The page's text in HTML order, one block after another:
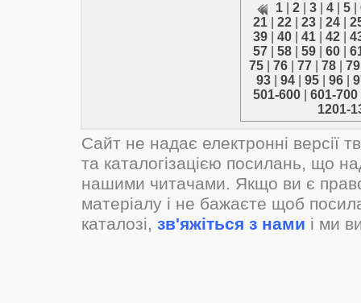
1| 2| 3| 4| 5|
21
22 23 24
39
40 41 42
57
58 59 60
75
76 77 78 79
93| 94| 95| 96|
501-600
601-700
1201-
Сайт не надає електронні версії
та каталогізацією посилань, що
нашими читачами. Якщо ви є
матеріалу і не бажаєте щоб
каталозі, зв'яжіться з нами і ми